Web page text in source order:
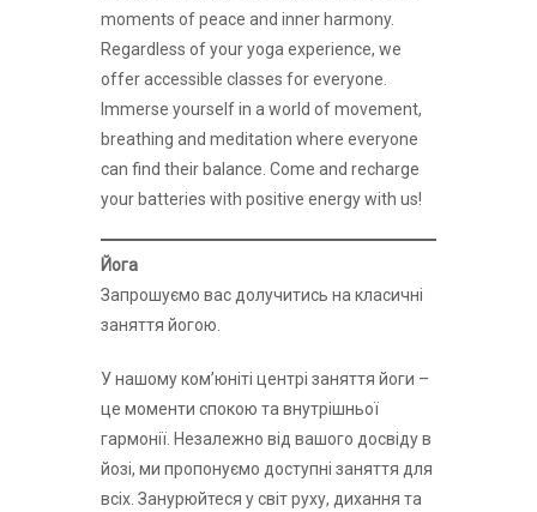
moments of peace and inner harmony.
Regardless of your yoga experience, we
offer accessible classes for everyone.
Immerse yourself in a world of movement,
breathing and meditation where everyone
can find their balance. Come and recharge
your batteries with positive energy with us!
Йога
Запрошуємо вас долучитись на класичні
заняття йогою.
У нашому комʼюніті центрі заняття йоги –
це моменти спокою та внутрішньої
гармонії. Незалежно від вашого досвіду в
йозі, ми пропонуємо доступні заняття для
всіх. Занурюйтеся у світ руху, дихання та